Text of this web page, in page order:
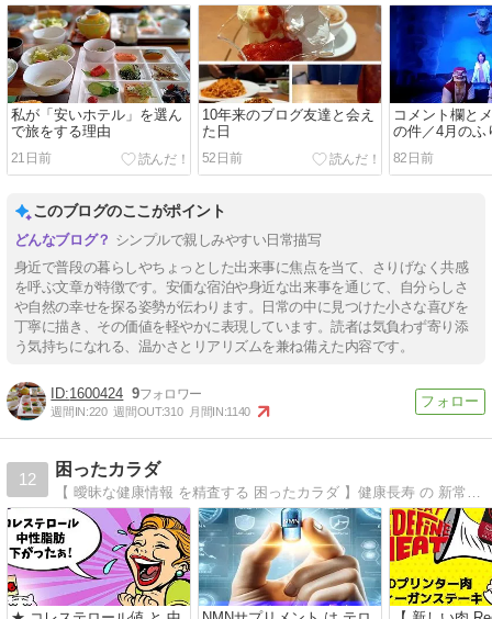
私が「安いホテル」を選ん
で旅をする理由
21日前
10年来のブログ友達と会え
た日
52日前
コメント欄と
の件／4月のふ
82日前
このブログのここがポイント
シンプルで親しみやすい日常描写
身近で普段の暮らしやちょっとした出来事に焦点を当て、さりげなく共感
を呼ぶ文章が特徴です。安価な宿泊や身近な出来事を通じて、自分らしさ
や自然の幸せを探る姿勢が伝わります。日常の中に見つけた小さな喜びを
丁寧に描き、その価値を軽やかに表現しています。読者は気負わず寄り添
う気持ちになれる、温かさとリアリズムを兼ね備えた内容です。
1600424 9
週間IN:220 週間OUT:310 月間IN:1140
12
困ったカラダ
【 曖昧な健康情報 を精査する 困ったカラダ 】健康長寿 の 新常識 や ニュースを医学的に正確な情報を基に 検証・調査し紹介する貴方の" 困ったカラダ "を解決するヘルスコンシャスな情報サイトです。